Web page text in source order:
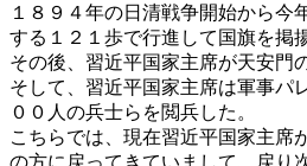
１８９４年の日清戦争開始から今
する１２１歩で行進して国旗を掲
その後、習近平国家主席が天安門
そして、習近平国家主席は軍事パ
００人の兵士らを閲兵した。
こちらでは、現在習近平国家主席